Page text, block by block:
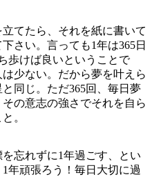
てたら、それを紙に書いて
さい。言っても1年は365日
歩けば良いということで
少ない。だから夢を叶えら
同じ。ただ365回、毎日夢
の意志の強さでそれを自ら
。
忘れずに1年過ごす、とい
年頑張ろう！毎日大切に過